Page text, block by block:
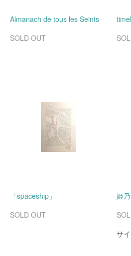
Almanach de tous les Seints
SOLD OUT
「spaceship」
SOLD OUT
姫
サ